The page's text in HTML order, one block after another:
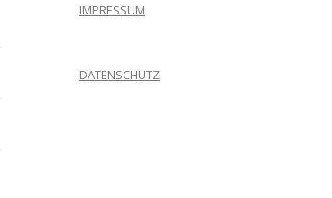
IMPRESSUM
DATENSCHUTZ